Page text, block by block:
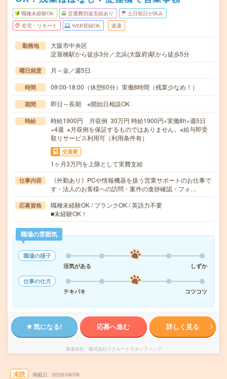
職種未経験OK 交通費別途支給あり 土日祝日が休み
在宅・リモート WEB登録OK 派遣
勤務地
大阪市中央区
淀屋橋駅から徒歩3分／北浜(大阪府)駅から徒歩5分
曜日頻度 月～金／週5日
時間 09:00-18:00（休憩60分）実働8時間（残業少なめ！）
期間 即日～長期 ※開始日相談OK
時給
時給1900円 月収例 30万円 時給1900円×実働8h×週5日
×4週 ※月収例を保証するものではありません。※給与即受
取りサービス利用可（利用条件有）
交通費
1ヶ月3万円を上限として実費支給
仕事内容
《外勤あり》PCや情報機器を扱う営業サポートのお仕事で
す・法人のお客様への訪問・案件の進捗確認・フォ…
応募資格
職種未経験OK / ブランクOK / 英語力不要
■未経験OK！
職場の雰囲気
職場の様子
活気がある
しずか
仕事の仕方
テキパキ
コツコツ
気になる! 応募へ進む 詳しく見る
派遣会社 株式会社リクルートスタッフィング
未読 掲載日 2026/08/08